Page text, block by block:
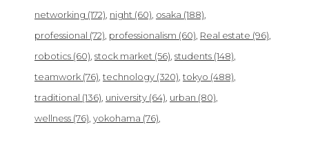
networking (172) night (60) osaka (188)
professional (72) professionalism (60) Real estate (96)
robotics (60) stock market (56) students (148)
teamwork (76) technology (320) tokyo (488)
traditional (136) university (64) urban (80)
wellness (76) yokohama (76)